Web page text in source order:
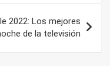
2022: Los mejores
de la televisión